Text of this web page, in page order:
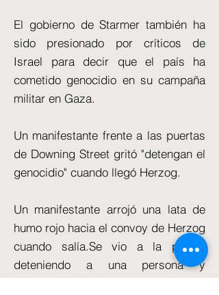
El gobierno de Starmer también ha
sido presionado por críticos de
Israel para decir que el país ha
cometido genocidio en su campaña
militar en Gaza.
Un manifestante frente a las puertas
de Downing Street gritó "detengan el
genocidio" cuando llegó Herzog.
Un manifestante arrojó una lata de
humo rojo hacia el convoy de Herzog
cuando salía.Se vio a la policía
deteniendo a una persona y